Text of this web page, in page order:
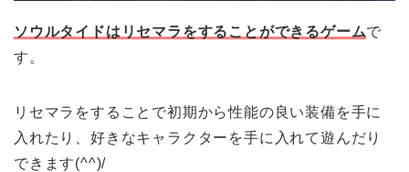
ソウルタイドはリセマラをすることができるゲームで
す。
リセマラをすることで初期から性能の良い装備を手に
入れたり、好きなキャラクターを手に入れて遊んだり
できます(^^)/